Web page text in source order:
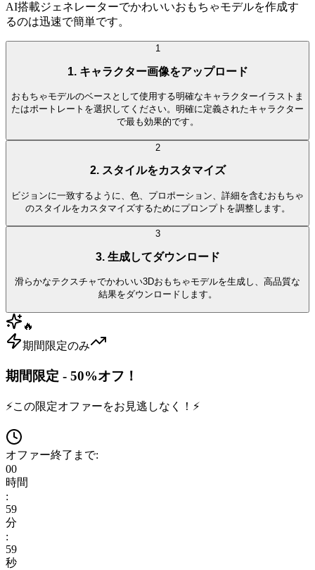
AI搭載ジェネレーターでかわいいおもちゃモデルを作成す
るのは迅速で簡単です。
1
1. キャラクター画像をアップロード
おもちゃモデルのベースとして使用する明確なキャラクターイラストま
たはポートレートを選択してください。明確に定義されたキャラクター
で最も効果的です。
2
2. スタイルをカスタマイズ
ビジョンに一致するように、色、プロポーション、詳細を含むおもちゃ
のスタイルをカスタマイズするためにプロンプトを調整します。
3
3. 生成してダウンロード
滑らかなテクスチャでかわいい3Dおもちゃモデルを生成し、高品質な
結果をダウンロードします。
🔥
期間限定のみ
期間限定 - 50%オフ！
⚡この限定オファーをお見逃しなく！ ⚡
オファー終了まで:
00
時間
:
59
分
:
59
秒